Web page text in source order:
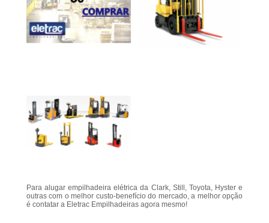
Para alugar empilhadeira elétrica da Clark, Still, Toyota, Hyster e
outras com o melhor custo-benefício do mercado, a melhor opção
é contatar a Eletrac Empilhadeiras agora mesmo!